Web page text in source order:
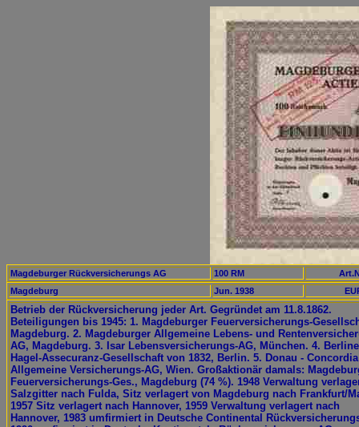
Magdeburger Rückversicherungs AG 100 RM
Magdeburg
Jun. 1938
Betrieb der Rückversicherung jeder Art. Gegründet am 11.8.1862.
Beteiligungen bis 1945: 1. Magdeburger Feuerversicherungs-
Magdeburg. 2. Magdeburger Allgemeine Lebens- und
AG, Magdeburg. 3. Isar Lebensversicherungs-AG, München. 4.
Hagel-Assecuranz-Gesellschaft von 1832, Berlin. 5. Donau - Concordia
Allgemeine Versicherungs-AG, Wien. Großaktionär damals:
Feuerversicherungs-Ges., Magdeburg (74 %). 1948 Verwaltung
Salzgitter nach Fulda, Sitz verlagert von Magdeburg nach Frankfurt/
1957 Sitz verlagert nach Hannover, 1959 Verwaltung verlagert nach
Hannover, 1983 umfirmiert in Deutsche Continental